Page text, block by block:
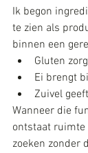
Ik begon
te zien als
binnen een
Gluten
Ei brengt
Zuivel
Wanneer die
ontstaat ruimte
zoeken zonder